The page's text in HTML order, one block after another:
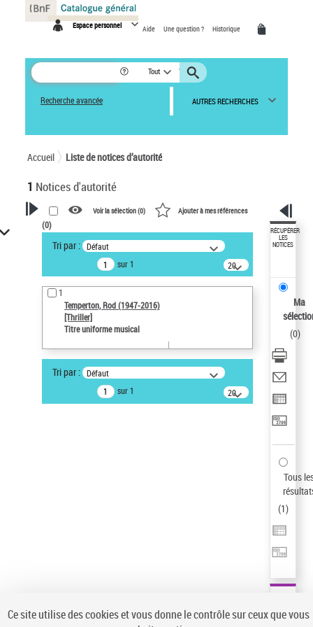
Espace personnel Aide Une question ? Historique
Tout
Recherche avancée AUTRES RECHERCHES
Accueil Liste de notices d’autorité
1 Notices d'autorité
VOTRE RECHERCHE
Recherche avancée dans les
notices d’autorité
Œuvres liées à l'auteur :
Temperton, Rod (1947-2016)
Sauvegarder votre recherche
AFFINER
Type de notice d'autorité
Voir la sélection (0) Ajouter à mes références
(0)
Tri par : Défaut
sur 1
20
résultats/page
1
Temperton, Rod (1947-2016)
[Thriller]
Titre uniforme musical
Tri par : Défaut
sur 1
20
résultats/page
RÉCUPÉRER
LES
NOTICES
Ma
(0)
Tous
(1)
Panneau de gestion des cookies
Ce site utilise des cookies et vous donne le contrôle sur ceux que vous